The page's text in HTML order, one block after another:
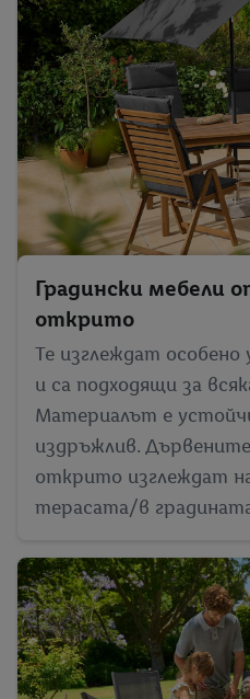
Градински мебели
открито
Те изглеждат
и са подходящи за
Материалът е
издръжлив.
открито изглеждат
терасата/в